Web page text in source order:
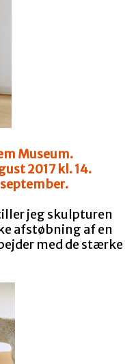
Museum.
2017 kl. 14.
jeg skulpturen
afstøbning af en
med de stærke